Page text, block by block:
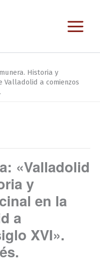
Historia y
Valladolid a comienzos
«Valladolid
y
en la
a
XVI».